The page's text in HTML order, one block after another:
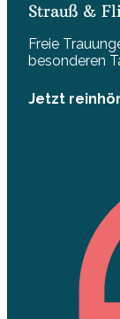
Strauß &
Freie
besonderen
Jetzt